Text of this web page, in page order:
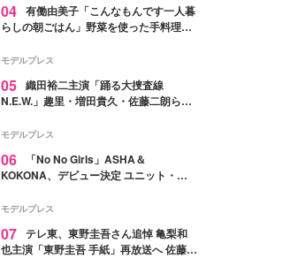
04 有働由美子「こんなもんです一人暮
らしの朝ごはん」野菜を使った手料理公
そう」と反響
モデルプレス
05 織田裕二主演「踊る大捜査線
N.E.W.」趣里・増田貴久・佐藤二朗ら新
徴する“謎のキーワード”も
モデルプレス
06
「No No Girls」ASHA＆
KOKONA、デビュー決定 ユニット・
リリースへ
モデルプレス
07 テレ東、東野圭吾さん追悼 亀梨和
也主演「東野圭吾 手紙」再放送へ 佐藤隆